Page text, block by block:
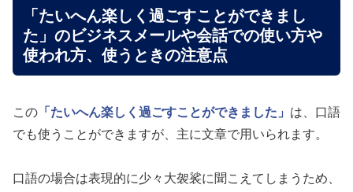
「たいへん楽しく過ごすことができまし
た」のビジネスメールや会話での使い方や
使われ方、使うときの注意点
この 「たいへん楽しく過ごすことができました」 は、口語
でも使うことができますが、主に文章で用いられます。
口語の場合は表現的に少々大袈裟に聞こえてしまうため、